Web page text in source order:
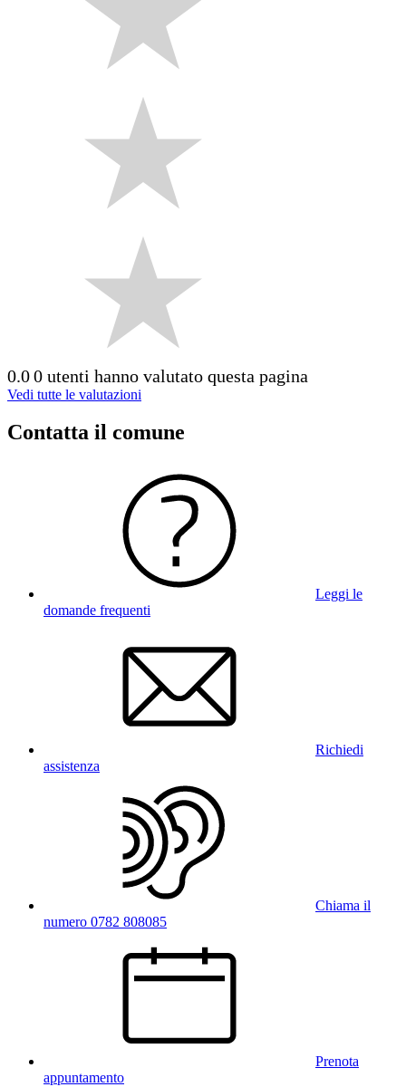
0.00 utenti hanno valutato questa pagina
Vedi tutte le valutazioni
Contatta il comune
Leggi le
domande frequenti
Richiedi
assistenza
Chiama il
numero 0782 808085
Prenota
appuntamento